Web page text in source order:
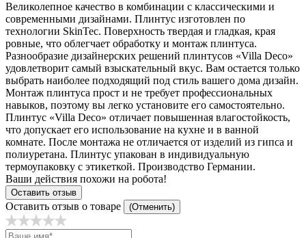
Великолепное качество в комбинации с классическими и
современными дизайнами. Плинтус изготовлен по
технологии SkinTec. Поверхность твердая и гладкая, края
ровные, что облегчает обработку и монтаж плинтуса.
Разнообразие дизайнерских решений плинтусов «Villa Deco»
удовлетворит самый взыскательный вкус. Вам остается только
выбрать наиболее подходящий под стиль вашего дома дизайн.
Монтаж плинтуса прост и не требует профессиональных
навыков, поэтому вы легко установите его самостоятельно.
Плинтус «Villa Deco» отличает повышенная влагостойкость,
что допускает его использование на кухне и в ванной
комнате. После монтажа не отличается от изделий из гипса и
полиуретана. Плинтус упакован в индивидуальную
термоупаковку с этикеткой. Производство Германии.
Ваши действия похожи на робота!
Оставить отзыв
Оставить отзыв о товаре (Отменить)